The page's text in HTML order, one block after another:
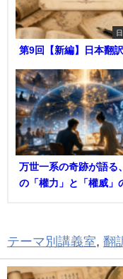
第9回【新編】日本翻
万世一系の奇跡が語る
の「權力」と「權威」
テーマ別講義室 翻